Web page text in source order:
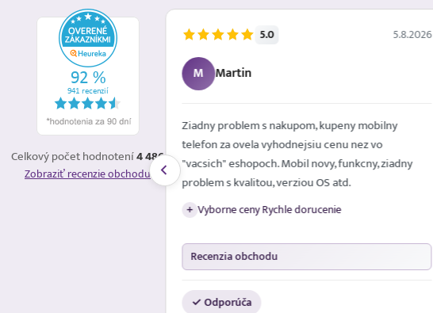
Celkový počet hodnotení4 486
Zobraziť recenzie obchodu
5.8.2026
Spokojna
5.0 5.8.2026
M Martin
Ziadny problem s nakupom, kupeny mobilny
telefon za ovela vyhodnejsiu cenu nez vo
"vacsich" eshopoch. Mobil novy, funkcny, ziadny
problem s kvalitou, verziou OS atd.
+ Vyborne ceny Rychle dorucenie
Recenzia obchodu
✓ Odporúča